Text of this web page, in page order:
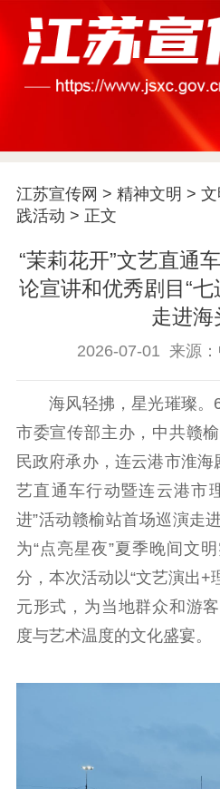
首
江苏
公示
通知公告 信息公
信息公开年度报
工作
理论
理论学习 宣传
哲学社
主题宣传 对外宣
江苏宣传网 > 精神文明 >
践活动 > 正文
“茉莉花开”文艺直通
论宣讲和优秀剧目“
走进海
2026-07-01 来源
海风轻拂，星光璀璨。6
市委宣传部主办，中共赣
民政府承办，连云港市淮海
艺直通车行动暨连云港市
进”活动赣榆站首场巡演走
为“点亮星夜”夏季晚间文
分，本次活动以“文艺演出+
元形式，为当地群众和游
度与艺术温度的文化盛宴。